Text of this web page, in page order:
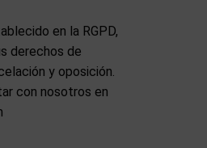
en la RGPD,
derechos de
y oposición.
con nosotros en